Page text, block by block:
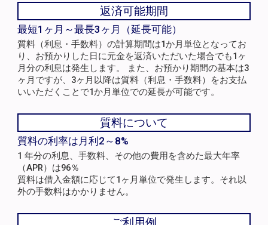
返済可能期間
最短1ヶ月～最長3ヶ月（延長可能）
質料（利息・手数料）の計算期間は1か月単位となってお
り、お預かりした日に元金を返済いただいた場合でも1ヶ
月分の利息は発生します。 また、お預かり期間の基本は3
ヶ月ですが、3ヶ月以降は質料（利息・手数料）をお支払
いいただくことで1か月単位での延長が可能です。
質料について
質料の利率は月利2～8%
1 年分の利息、手数料、その他の費用を含めた最大年率
（APR）は96％
質料は借入金額に応じて1ヶ月単位で発生します。それ以
外の手数料はかかりません。
ご利用例